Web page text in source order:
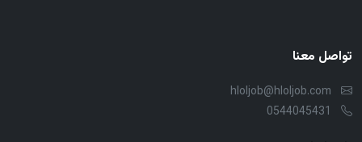
تواصل معنا
hloljob@hloljob.com
0544045431